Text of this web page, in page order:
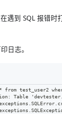
遇到 SQL 报错时
日志。
from test_user2
Table